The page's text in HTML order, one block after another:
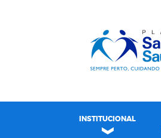
INSTITUCIONAL